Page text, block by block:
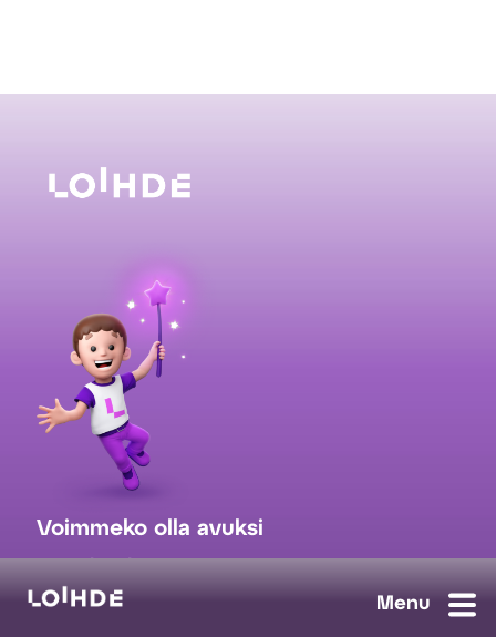
Voimmeko olla avuksi
myynti@loihde.com